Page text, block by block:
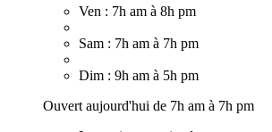
Ven : 7h am à 8h pm
Sam : 7h am à 7h pm
Dim : 9h am à 5h pm
Ouvert aujourd'hui de 7h am à 7h pm